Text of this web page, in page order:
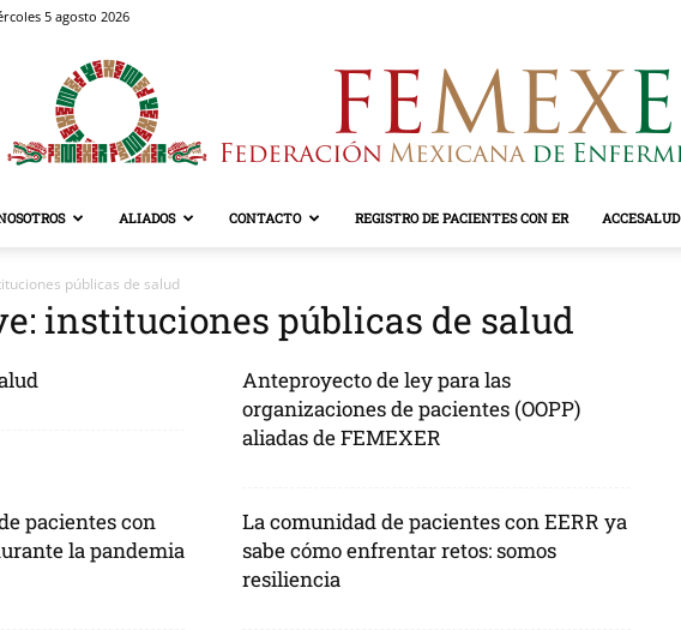
5 agosto 2026
ALIADOS CONTACTO REGISTRO DE PACIENTES CON ER ACCESALUD
públicas de salud
instituciones públicas de salud
Anteproyecto de ley para las
organizaciones de pacientes (OOPP)
aliadas de FEMEXER
pacientes con
la pandemia
La comunidad de pacientes con EERR ya
sabe cómo enfrentar retos: somos
resiliencia